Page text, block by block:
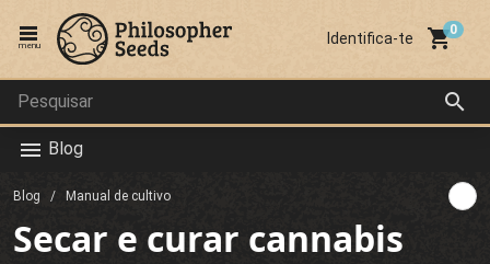
search
Blog
menu Identifica-te local_grocery_store
Blog Manual de cultivo
Secar e curar cannabis